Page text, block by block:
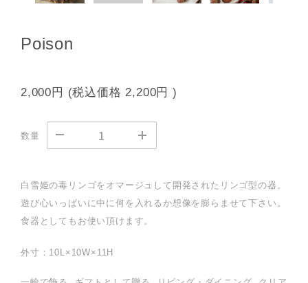
Poison
2,000円 (税込価格2,200円 )
数量
白雪姫の毒リンゴをオマージュして開発されたリンゴ型の器。
遊び心いっぱいに中に何を入れるか想像を膨らませて下さい。
食器としてもお使い頂けます。
外寸：10L×10W×11H